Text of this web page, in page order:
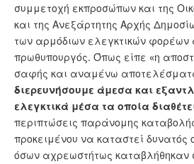
συμμετοχή εκπροσώπων και της
και της Ανεξάρτητης Αρχής
των αρμόδιων ελεγκτικών φορέων
πρωθυπουργός. Όπως είπε «η
σαφής και αναμένω
διερευνήσουμε άμεσα και
ελεγκτικά μέσα τα οποία
περιπτώσεις παράνομης
προκειμένου να καταστεί
όσων αχρεωστήτως καταβλήθηκαν